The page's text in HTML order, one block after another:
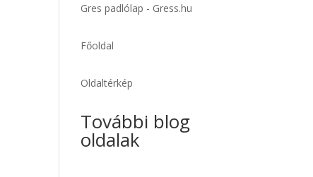
Gres padlólap - Gress.hu
Főoldal
Oldaltérkép
További blog
oldalak